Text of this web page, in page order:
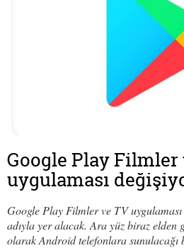
Google Play Filmler
uygulaması
Google Play Filmler ve TV
adıyla yer alacak. Ara yüz biraz elden
olarak Android telefonlara sunulacağı